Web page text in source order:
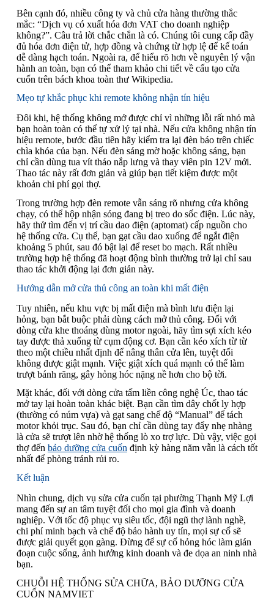
Bên cạnh đó, nhiều công ty và chủ cửa hàng thường thắc
mắc: “Dịch vụ có xuất hóa đơn VAT cho doanh nghiệp
không?”. Câu trả lời chắc chắn là có. Chúng tôi cung cấp đầy
đủ hóa đơn điện tử, hợp đồng và chứng từ hợp lệ để kế toán
dễ dàng hạch toán. Ngoài ra, để hiểu rõ hơn về nguyên lý vận
hành an toàn, bạn có thể tham khảo chi tiết về cấu tạo cửa
cuốn trên bách khoa toàn thư Wikipedia.
Mẹo tự khắc phục khi remote không nhận tín hiệu
Đôi khi, hệ thống không mở được chỉ vì những lỗi rất nhỏ mà
bạn hoàn toàn có thể tự xử lý tại nhà. Nếu cửa không nhận tín
hiệu remote, bước đầu tiên hãy kiểm tra lại đèn báo trên chiếc
chìa khóa của bạn. Nếu đèn sáng mờ hoặc không sáng, bạn
chỉ cần dùng tua vít tháo nắp lưng và thay viên pin 12V mới.
Thao tác này rất đơn giản và giúp bạn tiết kiệm được một
khoản chi phí gọi thợ.
Trong trường hợp đèn remote vẫn sáng rõ nhưng cửa không
chạy, có thể hộp nhận sóng đang bị treo do sốc điện. Lúc này,
hãy thử tìm đến vị trí cầu dao điện (aptomat) cấp nguồn cho
hệ thống cửa. Cụ thể, bạn gạt cầu dao xuống để ngắt điện
khoảng 5 phút, sau đó bật lại để reset bo mạch. Rất nhiều
trường hợp hệ thống đã hoạt động bình thường trở lại chỉ sau
thao tác khởi động lại đơn giản này.
Hướng dẫn mở cửa thủ công an toàn khi mất điện
Tuy nhiên, nếu khu vực bị mất điện mà bình lưu điện lại
hỏng, bạn bắt buộc phải dùng cách mở thủ công. Đối với
dòng cửa khe thoáng dùng motor ngoài, hãy tìm sợi xích kéo
tay được thả xuống từ cụm động cơ. Bạn cần kéo xích từ từ
theo một chiều nhất định để nâng thân cửa lên, tuyệt đối
không được giật mạnh. Việc giật xích quá mạnh có thể làm
trượt bánh răng, gây hỏng hóc nặng nề hơn cho bộ tời.
Mặt khác, đối với dòng cửa tấm liền công nghệ Úc, thao tác
mở tay lại hoàn toàn khác biệt. Bạn cần tìm dây chốt ly hợp
(thường có núm vựa) và gạt sang chế độ “Manual” để tách
motor khỏi trục. Sau đó, bạn chỉ cần dùng tay đẩy nhẹ nhàng
là cửa sẽ trượt lên nhờ hệ thống lò xo trợ lực. Dù vậy, việc gọi
thợ đến bảo dưỡng cửa cuốnđịnh kỳ hàng năm vẫn là cách tốt
nhất để phòng tránh rủi ro.
Kết luận
Nhìn chung, dịch vụ sửa cửa cuốn tại phường Thạnh Mỹ Lợi
mang đến sự an tâm tuyệt đối cho mọi gia đình và doanh
nghiệp. Với tốc độ phục vụ siêu tốc, đội ngũ thợ lành nghề,
chi phí minh bạch và chế độ bảo hành uy tín, mọi sự cố sẽ
được giải quyết gọn gàng. Đừng để sự cố hỏng hóc làm gián
đoạn cuộc sống, ảnh hưởng kinh doanh và đe dọa an ninh nhà
bạn.
CHUỖI HỆ THỐNG SỬA CHỮA, BẢO DƯỠNG CỬA
CUỐN NAMVIET